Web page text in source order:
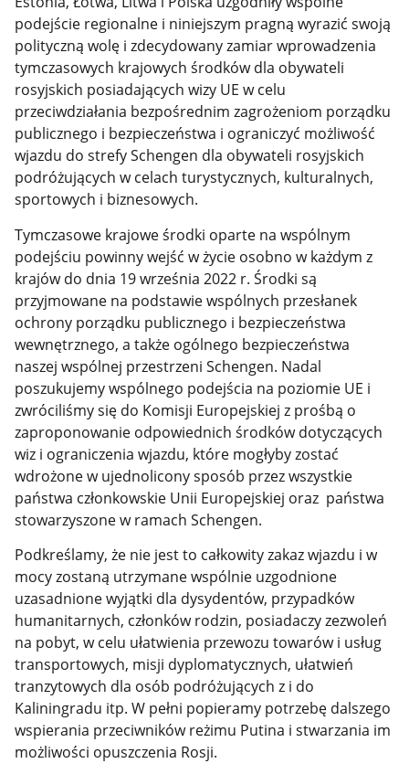
podejście regionalne i niniejszym pragną wyrazić swoją
polityczną wolę i zdecydowany zamiar wprowadzenia
tymczasowych krajowych środków dla obywateli
rosyjskich posiadających wizy UE w celu
przeciwdziałania bezpośrednim zagrożeniom porządku
publicznego i bezpieczeństwa i ograniczyć możliwość
wjazdu do strefy Schengen dla obywateli rosyjskich
podróżujących w celach turystycznych, kulturalnych,
sportowych i biznesowych.
Tymczasowe krajowe środki oparte na wspólnym
podejściu powinny wejść w życie osobno w każdym z
krajów do dnia 19 września 2022 r. Środki są
przyjmowane na podstawie wspólnych przesłanek
ochrony porządku publicznego i bezpieczeństwa
wewnętrznego, a także ogólnego bezpieczeństwa
naszej wspólnej przestrzeni Schengen. Nadal
poszukujemy wspólnego podejścia na poziomie UE i
zwróciliśmy się do Komisji Europejskiej z prośbą o
zaproponowanie odpowiednich środków dotyczących
wiz i ograniczenia wjazdu, które mogłyby zostać
wdrożone w ujednolicony sposób przez wszystkie
państwa członkowskie Unii Europejskiej oraz państwa
stowarzyszone w ramach Schengen.
Podkreślamy, że nie jest to całkowity zakaz wjazdu i w
mocy zostaną utrzymane wspólnie uzgodnione
uzasadnione wyjątki dla dysydentów, przypadków
humanitarnych, członków rodzin, posiadaczy zezwoleń
na pobyt, w celu ułatwienia przewozu towarów i usług
transportowych, misji dyplomatycznych, ułatwień
tranzytowych dla osób podróżujących z i do
Kaliningradu itp. W pełni popieramy potrzebę dalszego
wspierania przeciwników reżimu Putina i stwarzania im
możliwości opuszczenia Rosji.